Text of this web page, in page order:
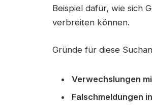
Beispiel dafür, wie sich
verbreiten können.
Gründe für diese
Verwechslungen
Falschmeldungen